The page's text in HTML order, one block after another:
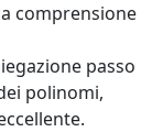
comprensione
passo
polinomi,